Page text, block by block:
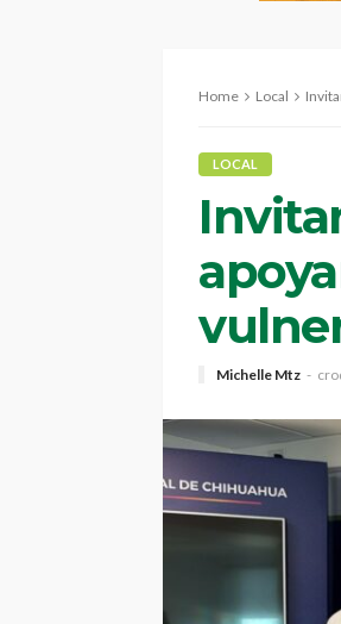
Home Local
LOCAL
Michelle Mtz